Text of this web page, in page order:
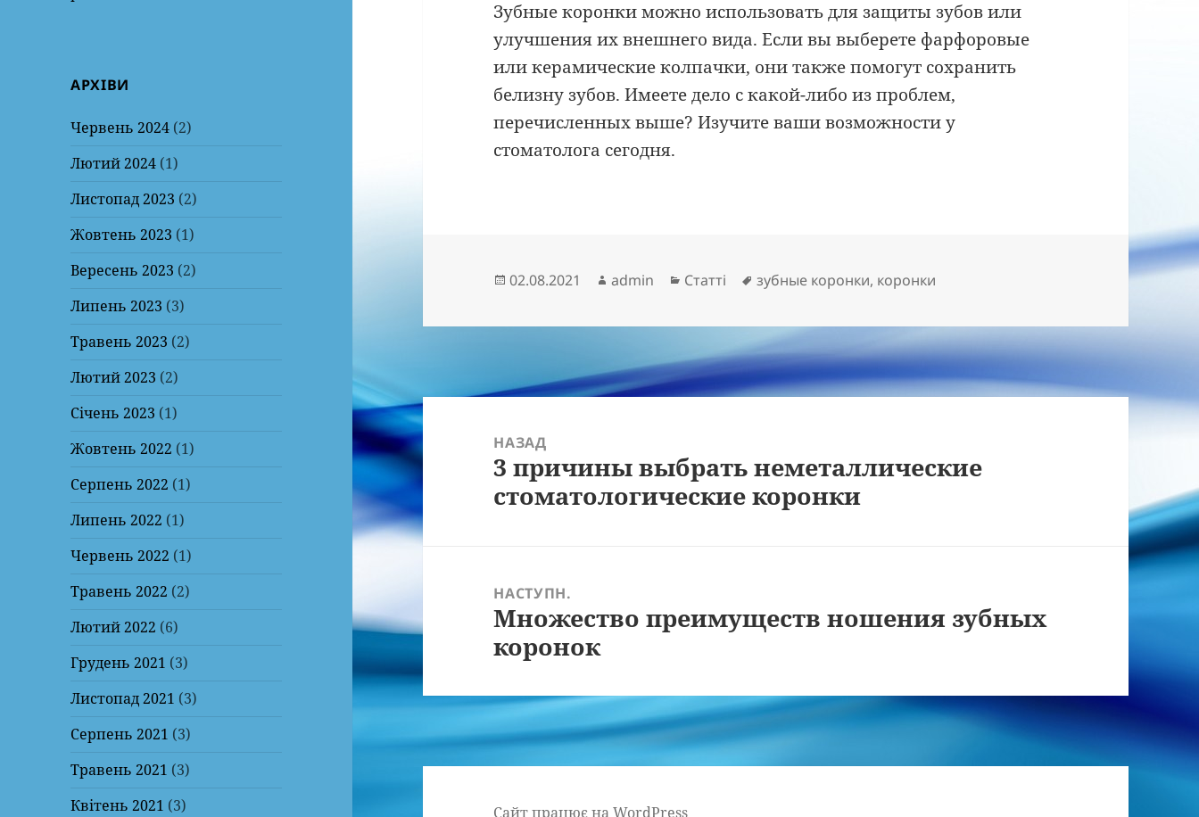
АРХІВИ
Червень 2024 (2)
Лютий 2024 (1)
Листопад 2023 (2)
Жовтень 2023 (1)
Вересень 2023 (2)
Липень 2023 (3)
Травень 2023 (2)
Лютий 2023 (2)
Січень 2023 (1)
Жовтень 2022 (1)
Серпень 2022 (1)
Липень 2022 (1)
Червень 2022 (1)
Травень 2022 (2)
Лютий 2022 (6)
Грудень 2021 (3)
Листопад 2021 (3)
Серпень 2021 (3)
Травень 2021 (3)
Квітень 2021 (3)
Зубные коронки можно использовать для защиты зубов или
улучшения их внешнего вида. Если вы выберете фарфоровые
или керамические колпачки, они также помогут сохранить
белизну зубов. Имеете дело с какой-либо из проблем,
перечисленных выше? Изучите ваши возможности у
стоматолога сегодня.
Опубліковано
02.08.2021 Автор
admin Категорії
Статті Позначки
зубные коронки, коронки
Навігація
записів
НАЗАД
Попередній
запис:
3 причины выбрать неметаллические
стоматологические коронки
НАСТУПН.
Наступний
запис:
Множество преимуществ ношения зубных
коронок
Сайт працює на WordPress